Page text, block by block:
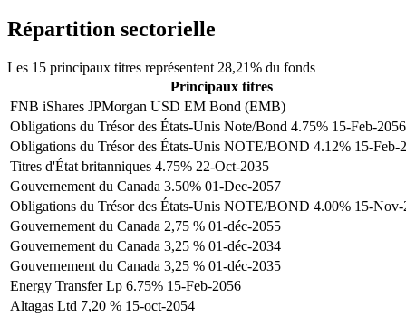
Répartition sectorielle
Les 15 principaux titres représentent 28,21% du fonds
Principaux titres
FNB iShares JPMorgan USD EM Bond (EMB)
Obligations du Trésor des États-Unis Note/Bond 4.75% 15-Feb-2056
Obligations du Trésor des États-Unis NOTE/BOND 4.12% 15-Feb-
Titres d'État britanniques 4.75% 22-Oct-2035
Gouvernement du Canada 3.50% 01-Dec-2057
Obligations du Trésor des États-Unis NOTE/BOND 4.00% 15-Nov-
Gouvernement du Canada 2,75 % 01-déc-2055
Gouvernement du Canada 3,25 % 01-déc-2034
Gouvernement du Canada 3,25 % 01-déc-2035
Energy Transfer Lp 6.75% 15-Feb-2056
Altagas Ltd 7,20 % 15-oct-2054